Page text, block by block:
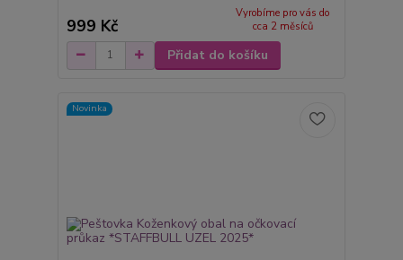
999 Kč
Vyrobíme pro vás do
cca 2 měsíců
Přidat do košíku
Novinka